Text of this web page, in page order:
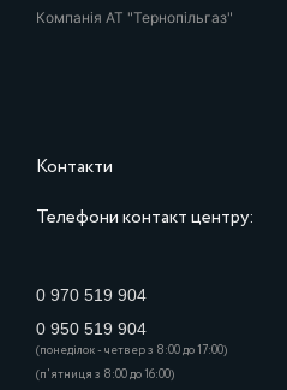
Компанія АТ "Тернопільгаз"
Контакти
Телефони контакт центру:
0 970 519 904
0 950 519 904
(понеділок - четвер з 8:00 до 17:00)
(п'ятниця з 8:00 до 16:00)